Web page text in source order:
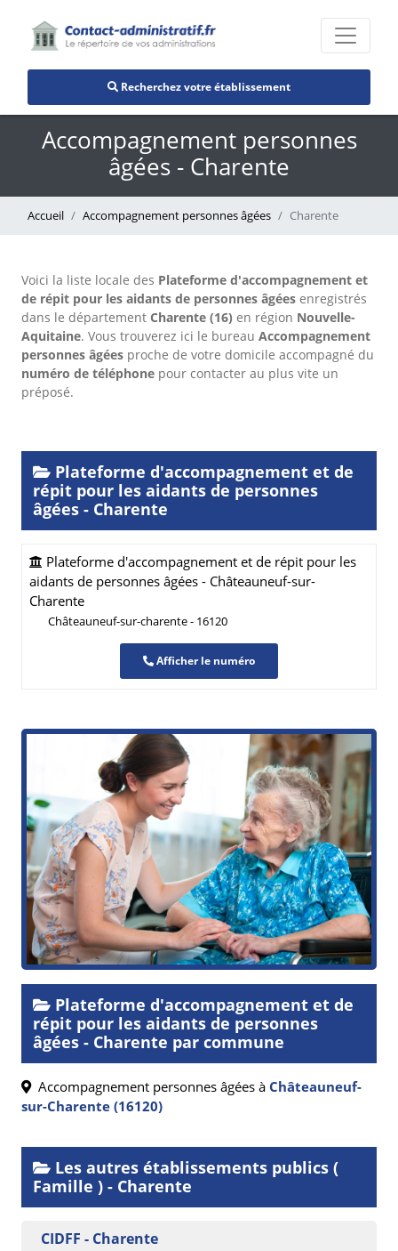
Recherchez votre établissement
Accompagnement personnes
âgées - Charente
Accueil Accompagnement personnes âgées Charente
Voici la liste locale des Plateforme d'accompagnement et
de répit pour les aidants de personnes âgées enregistrés
dans le département Charente (16) en région Nouvelle-
Aquitaine. Vous trouverez ici le bureau Accompagnement
personnes âgées proche de votre domicile accompagné du
numéro de téléphone pour contacter au plus vite un
préposé.
Plateforme d'accompagnement et de
répit pour les aidants de personnes
âgées - Charente
Plateforme d'accompagnement et de répit pour les
aidants de personnes âgées - Châteauneuf-sur-
Charente
Châteauneuf-sur-charente - 16120
Afficher le numéro
Plateforme d'accompagnement et de
répit pour les aidants de personnes
âgées - Charente par commune
Accompagnement personnes âgées à Châteauneuf-
sur-Charente (16120)
Les autres établissements publics (
Famille ) - Charente
CIDFF - Charente